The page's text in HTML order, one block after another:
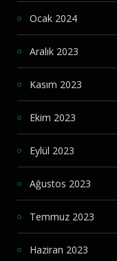
Ocak 2024
Aralık 2023
Kasım 2023
Ekim 2023
Eylül 2023
Ağustos 2023
Temmuz 2023
Haziran 2023